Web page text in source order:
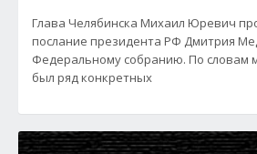
Глава Челябинска Михаил Юревич
послание президента РФ Дмитрия
Федеральному собранию. По словам
был ряд конкретных